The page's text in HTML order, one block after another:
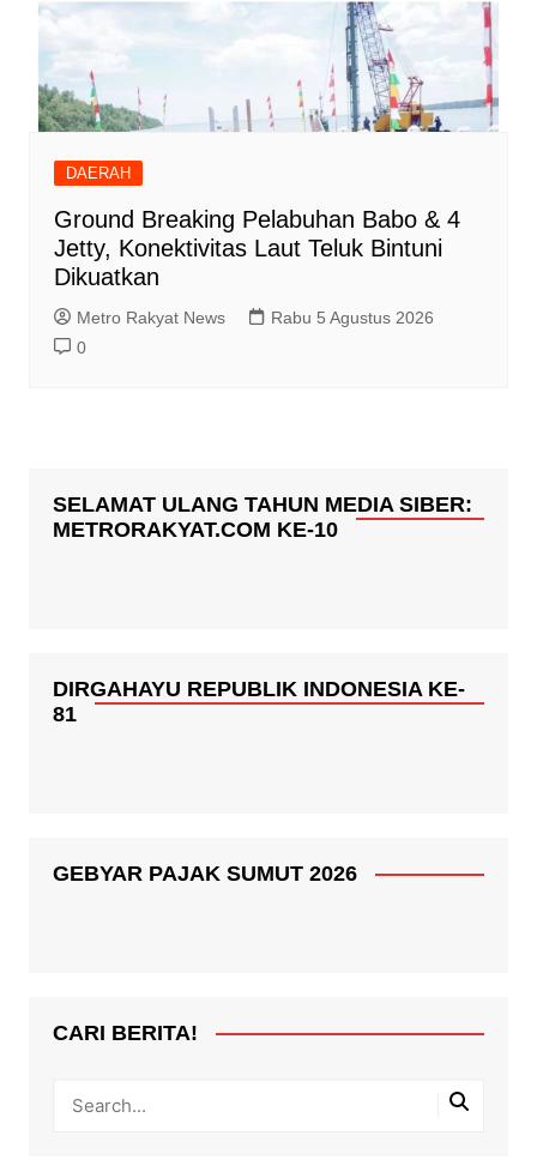
DAERAH
Ground Breaking Pelabuhan Babo & 4
Jetty, Konektivitas Laut Teluk Bintuni
Dikuatkan
Metro Rakyat News
Rabu 5 Agustus 2026
0
SELAMAT ULANG TAHUN MEDIA SIBER:
METRORAKYAT.COM KE-10
DIRGAHAYU REPUBLIK INDONESIA KE-
81
GEBYAR PAJAK SUMUT 2026
CARI BERITA!